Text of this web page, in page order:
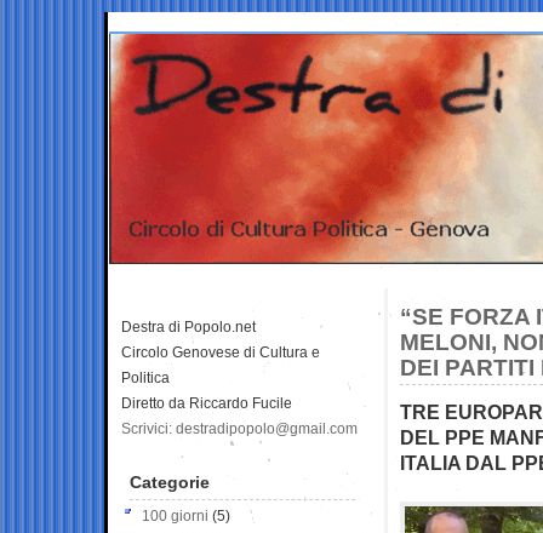
“SE FORZA
MELONI,
DEI PARTITI
TRE
DEL PPE
ITALIA DAL
Destra di Popolo.net
Circolo Genovese di Cultura e
Politica
Diretto da Riccardo Fucile
Scrivici: destradipopolo@gmail.com
Categorie
100 giorni (5)